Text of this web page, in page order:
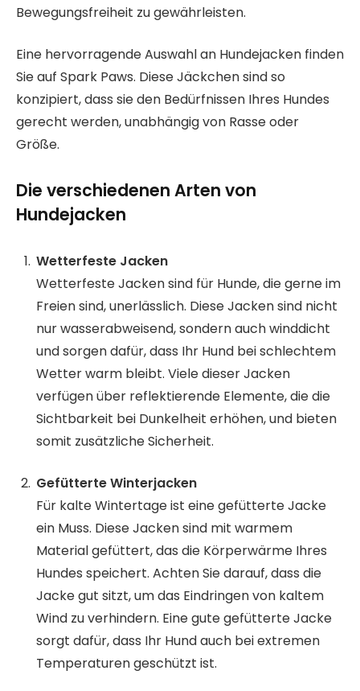
Bewegungsfreiheit zu gewährleisten.
Eine hervorragende Auswahl an Hundejacken finden
Sie auf Spark Paws. Diese Jäckchen sind so
konzipiert, dass sie den Bedürfnissen Ihres Hundes
gerecht werden, unabhängig von Rasse oder
Größe.
Die verschiedenen Arten von
Hundejacken
Wetterfeste Jacken
Wetterfeste Jacken sind für Hunde, die gerne im
Freien sind, unerlässlich. Diese Jacken sind nicht
nur wasserabweisend, sondern auch winddicht
und sorgen dafür, dass Ihr Hund bei schlechtem
Wetter warm bleibt. Viele dieser Jacken
verfügen über reflektierende Elemente, die die
Sichtbarkeit bei Dunkelheit erhöhen, und bieten
somit zusätzliche Sicherheit.
Gefütterte Winterjacken
Für kalte Wintertage ist eine gefütterte Jacke
ein Muss. Diese Jacken sind mit warmem
Material gefüttert, das die Körperwärme Ihres
Hundes speichert. Achten Sie darauf, dass die
Jacke gut sitzt, um das Eindringen von kaltem
Wind zu verhindern. Eine gute gefütterte Jacke
sorgt dafür, dass Ihr Hund auch bei extremen
Temperaturen geschützt ist.